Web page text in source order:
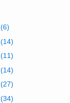
(6)
(14)
(11)
(14)
(27)
(34)